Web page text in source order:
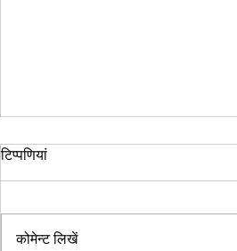
रिवर्स एजिंग, एक आयुर्वेदिक परिप्रेक्ष्य
एक अन्य लेख में, आधुनिक चिकित्सा के
पर चर्चा की गई है, साथ ही अच्छे स्वास्थ्य के
टिप्पणियां
कोमेन्ट लिखें